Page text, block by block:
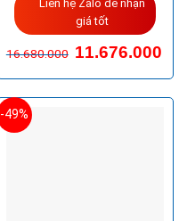
Liên hệ Zalo để nhận
giá tốt
16.680.000 Giá
gốc
16.680.000VND.
11.676.000Giá
hiện
tại
là:
-49%